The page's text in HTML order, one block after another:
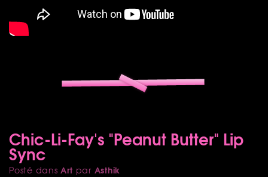
Chic-Li-Fay's "Peanut Butter" Lip
Sync
Posté dansArt par Asthik